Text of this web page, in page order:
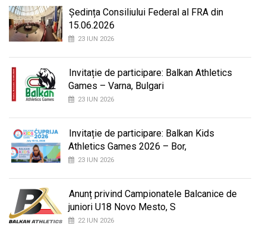
Ședința Consiliului Federal al FRA din
15.06.2026
23 IUN 2026
Invitație de participare: Balkan Athletics
Games – Varna, Bulgari
23 IUN 2026
Invitație de participare: Balkan Kids
Athletics Games 2026 – Bor,
23 IUN 2026
Anunț privind Campionatele Balcanice de
juniori U18 Novo Mesto, S
22 IUN 2026